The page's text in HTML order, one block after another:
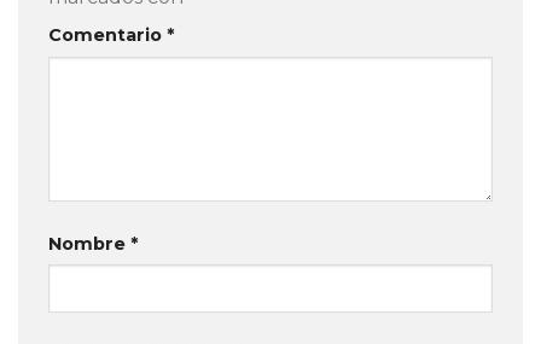
Comentario *
Nombre *